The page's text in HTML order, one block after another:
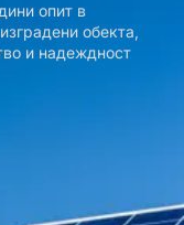
опит в
обекта,
и надеждност